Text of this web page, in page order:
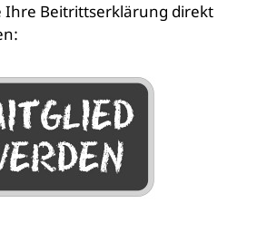
Ihre Beitrittserklärung direkt